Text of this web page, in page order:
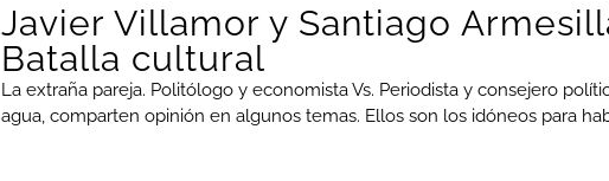
Javier Villamor y Santiago
Batalla cultural
La extraña pareja. Politólogo y economista Vs. Periodista y consejero
agua, comparten opinión en algunos temas. Ellos son los idóneos para